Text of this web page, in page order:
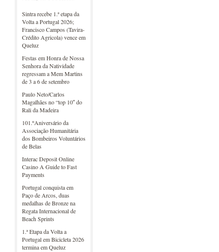
Sintra recebe 1.ª etapa da
Volta a Portugal 2026;
Francisco Campos (Tavira-
Crédito Agricola) vence em
Queluz
Festas em Honra de Nossa
Senhora da Natividade
regressam a Mem Martins
de 3 a 6 de setembro
Paulo Neto/Carlos
Magalhães no “top 10″ do
Rali da Madeira
101.ºAniversário da
Associação Humanitária
dos Bombeiros Voluntários
de Belas
Interac Deposit Online
Casino A Guide to Fast
Payments
Portugal conquista em
Paço de Arcos, duas
medalhas de Bronze na
Regata Internacional de
Beach Sprints
1.ª Etapa da Volta a
Portugal em Bicicleta 2026
termina em Queluz